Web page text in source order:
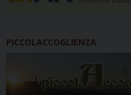
PICCOLACCOGLIENZA